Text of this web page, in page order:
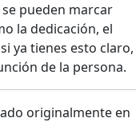
pueden marcar
la dedicación, el
ya tienes esto claro,
de la persona.
originalmente en